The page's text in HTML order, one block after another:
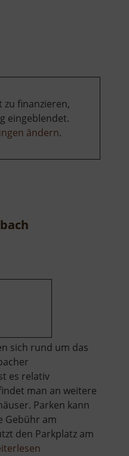
zu finanzieren,
eingeblendet.
ändern.
sich rund um das
es relativ
man an weitere
Parken kann
Gebühr am
den Parkplatz am